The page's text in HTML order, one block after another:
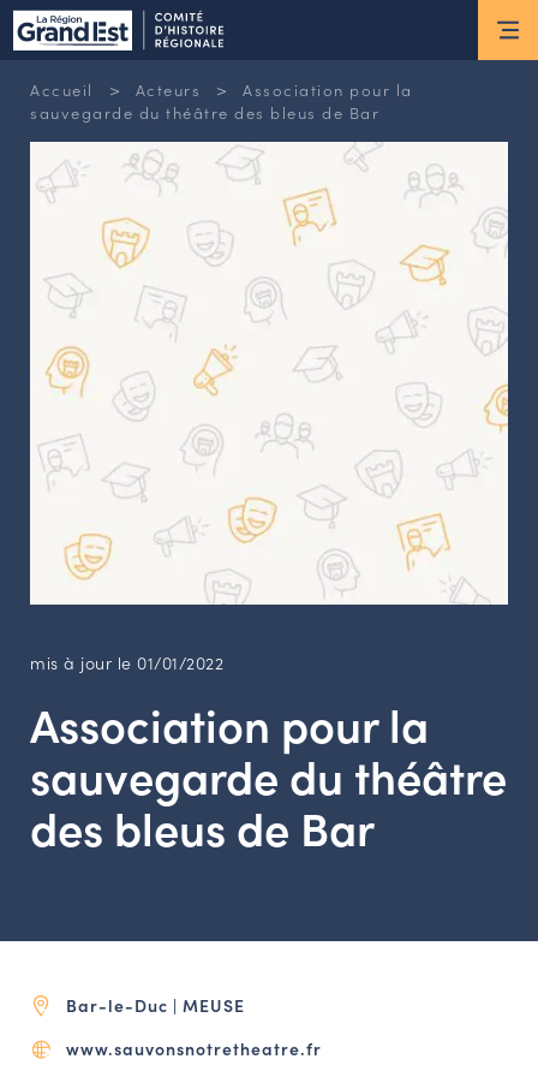
ESPACE MEMBRE
Actus
ACTUALITÉS DU MOMENT
RETOUR SUR LES DERNIÈRES
NEWSLETTERS
INSCRIPTION À LA NEWSLETTER
Nous connaître
LES MISSIONS DU CHR
L’ÉQUIPE DU CHR
LE CONSEIL DES ASSOCIATIONS
LE CONSEIL SCIENTIFIQUE
LES ACTIONS PHARES
CONTACT
Agenda
Annuaire
Ressources
OUTILS EN LIGNE
Espace acteurs
Accueil > Acteurs >
Association pour la
sauvegarde du théâtre des bleus de Bar
mis à jour le 01/01/2022
Association pour la
sauvegarde du théâtre
des bleus de Bar
Bar-le-Duc | MEUSE
www.sauvonsnotretheatre.fr